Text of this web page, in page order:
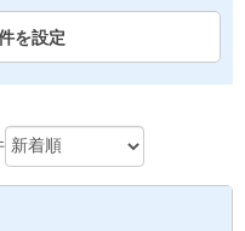
を設定